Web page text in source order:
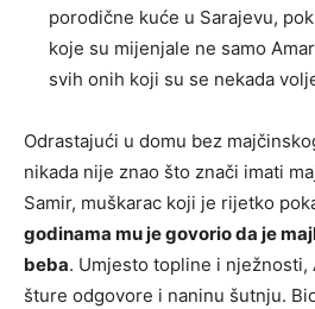
porodične kuće u Sarajevu,
koje su mijenjale ne samo
svih onih koji su se nekada
Odrastajući u domu bez
nikada nije znao što znači imati
Samir, muškarac koji je rijetko
godinama mu je govorio da je
beba. Umjesto topline i nježnosti,
šture odgovore i naninu šutnju.